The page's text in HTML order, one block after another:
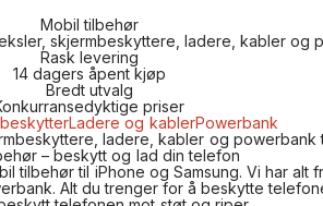
Mobil tilbehør
skjermbeskyttere, ladere, kabler og
Rask levering
14 dagers åpent kjøp
Bredt utvalg
priser
Ladere og kablerPowerbank
ladere, kabler og powerbank
– beskytt og lad din telefon
tilbehørtil iPhone og Samsung. Vi har alt
Alt du trenger for å beskytte